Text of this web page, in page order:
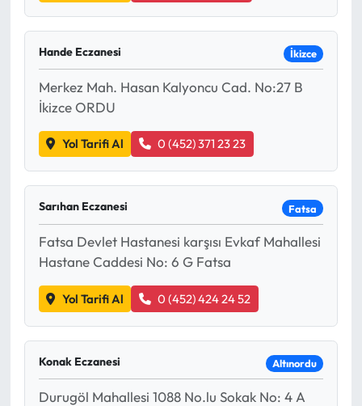
Hande Eczanesi İkizce
Merkez Mah. Hasan Kalyoncu Cad. No:27 B
İkizce ORDU
Yol Tarifi Al 0 (452) 371 23 23
Sarıhan Eczanesi Fatsa
Fatsa Devlet Hastanesi karşısı Evkaf Mahallesi
Hastane Caddesi No: 6 G Fatsa
Yol Tarifi Al 0 (452) 424 24 52
Konak Eczanesi Altınordu
Durugöl Mahallesi 1088 No.lu Sokak No: 4 A
Spor Yazıları
Mektup Galeri
Ekonomi
Sağlık
Turizm
Teknoloji